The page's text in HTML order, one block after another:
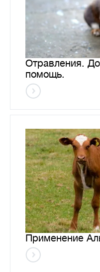
Отравления.
помощь.
Применение